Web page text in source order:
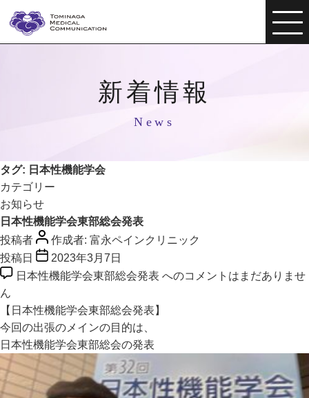
新着情報
News
タグ: 日本性機能学会
カテゴリー
お知らせ
日本性機能学会東部総会発表
投稿者
作成者: 富永ペインクリニック
投稿日
2023年3月7日
日本性機能学会東部総会発表 へのコメントはまだありませ
ん
【日本性機能学会東部総会発表】
今回の出張のメインの目的は、
日本性機能学会東部総会の発表